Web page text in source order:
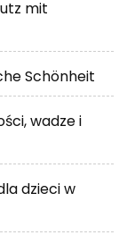
mit
Schönheit
wadze i
dzieci w